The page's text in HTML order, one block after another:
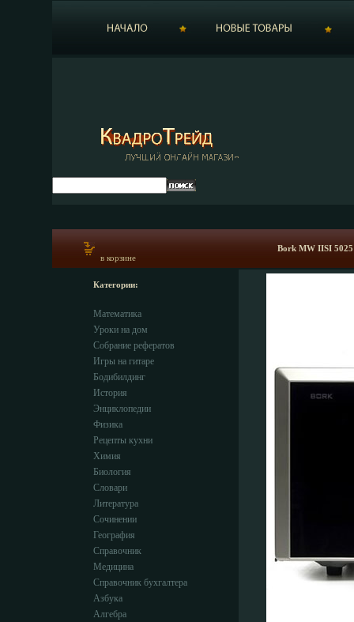
в корзине
Bork MW IISI
Категории:
Математика
Уроки на дом
Собрание рефератов
Игры на гитаре
Бодибилдинг
История
Энциклопедии
Физика
Рецепты кухни
Химия
Биология
Словари
Литература
Сочинении
География
Справочник
Медицина
Справочник бухгалтера
Азбука
Алгебра